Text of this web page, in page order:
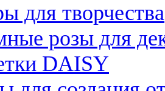
для творчества
розы для
DAISY